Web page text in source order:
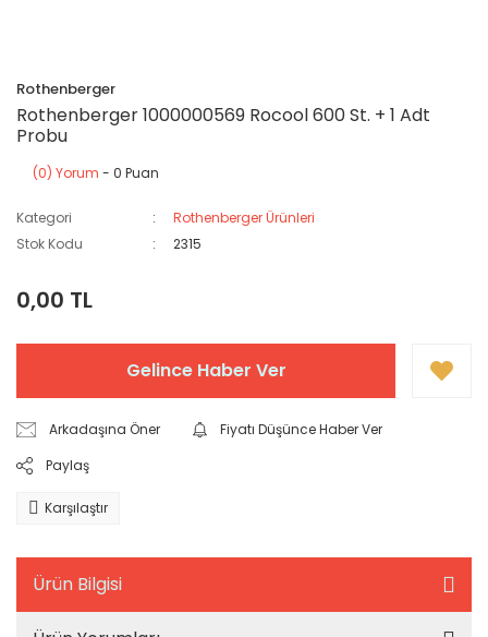
Rothenberger
Rothenberger 1000000569 Rocool 600 St. + 1 Adt
Probu
(0) Yorum - 0 Puan
Kategori
Rothenberger Ürünleri
Stok Kodu
2315
0,00 TL
Gelince Haber Ver
Arkadaşına Öner
Fiyatı Düşünce Haber Ver
Paylaş
Karşılaştır
Ürün Bilgisi